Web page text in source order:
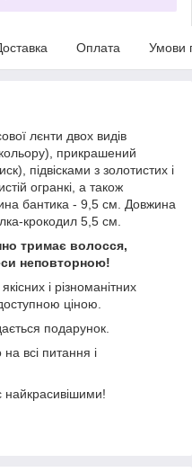
Оплата Умови
лєнти двох видів
прикрашений
підвісками з золотистих і
огранкі, а також
бантика - 9,5 см. Довжина
крокодил 5,5 см.
тримає волосся,
неповторною!
і різноманітних
ціною.
подарунок.
всі питання і